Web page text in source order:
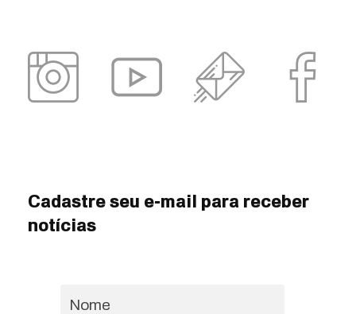
Cadastre seu e-mail para receber
notícias